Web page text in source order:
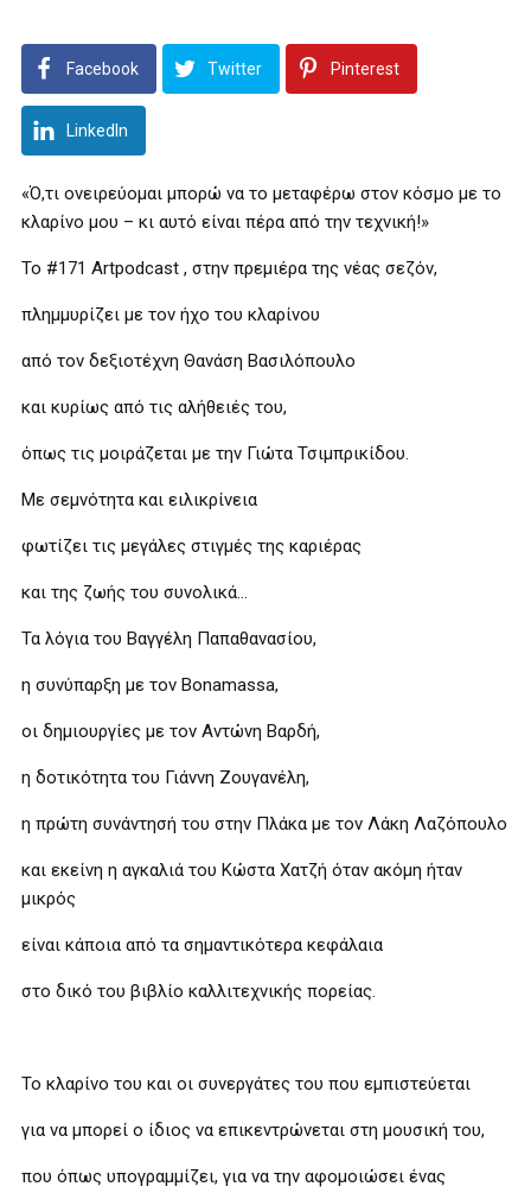
Facebook Twitter Pinterest
LinkedIn
«Ό,τι ονειρεύομαι μπορώ να το μεταφέρω στον κόσμο με το
κλαρίνο μου – κι αυτό είναι πέρα από την τεχνική!»
Το #171 Artpodcast , στην πρεμιέρα της νέας σεζόν,
πλημμυρίζει με τον ήχο του κλαρίνου
από τον δεξιοτέχνη Θανάση Βασιλόπουλο
και κυρίως από τις αλήθειές του,
όπως τις μοιράζεται με την Γιώτα Τσιμπρικίδου.
Με σεμνότητα και ειλικρίνεια
φωτίζει τις μεγάλες στιγμές της καριέρας
και της ζωής του συνολικά…
Τα λόγια του Βαγγέλη Παπαθανασίου,
η συνύπαρξη με τον Bonamassa,
οι δημιουργίες με τον Αντώνη Βαρδή,
η δοτικότητα του Γιάννη Ζουγανέλη,
η πρώτη συνάντησή του στην Πλάκα με τον Λάκη Λαζόπουλο
και εκείνη η αγκαλιά του Κώστα Χατζή όταν ακόμη ήταν
μικρός
είναι κάποια από τα σημαντικότερα κεφάλαια
στο δικό του βιβλίο καλλιτεχνικής πορείας.
Το κλαρίνο του και οι συνεργάτες του που εμπιστεύεται
για να μπορεί ο ίδιος να επικεντρώνεται στη μουσική του,
που όπως υπογραμμίζει, για να την αφομοιώσει ένας